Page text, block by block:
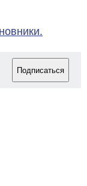
Подписаться